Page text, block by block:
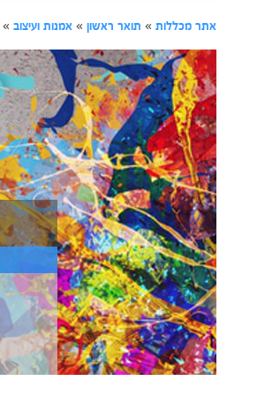
אתר מכללות » תואר ראשון » אמנות ועיצוב »